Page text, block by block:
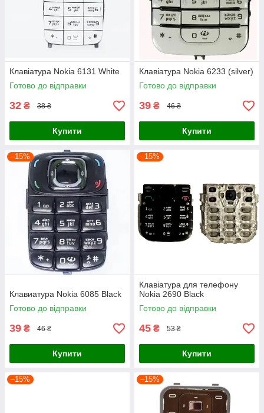
Клавіатура Nokia 6131 White
Готово до відправки
32 ₴ 38 ₴
Купити
Клавіатура Nokia 6233 (silver)
Готово до відправки
39 ₴ 46 ₴
Купити
–15%
Клавиатура Nokia 6085 Black
Готово до відправки
39 ₴ 46 ₴
Купити
–15%
Клавіатура для телефону
Nokia 2690 Black
Готово до відправки
45 ₴ 53 ₴
Купити
–15% –15%